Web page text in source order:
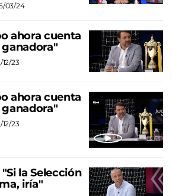
03/24
ahora cuenta
12/23
ahora cuenta
12/23
la Selección
iría"